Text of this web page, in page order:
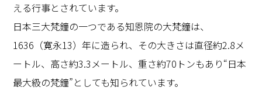
える行事とされています。
日本三大梵鐘の一つである知恩院の大梵鐘は、
1636（寛永13）年に造られ、その大きさは直径約2.8メ
ートル、高さ約3.3メートル、重さ約70トンもあり“日本
最大級の梵鐘”としても知られています。